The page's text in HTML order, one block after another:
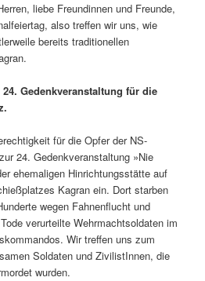
liebe Freundinnen und Freunde,
also treffen wir uns, wie
bereits traditionellen
Gedenkveranstaltung für die
für die Opfer der NS-
24. Gedenkveranstaltung »Nie
ehemaligen Hinrichtungsstätte auf
Kagran ein. Dort starben
wegen Fahnenflucht und
verurteilte Wehrmachtsoldaten im
Wir treffen uns zum
Soldaten und ZivilistInnen, die
wurden.